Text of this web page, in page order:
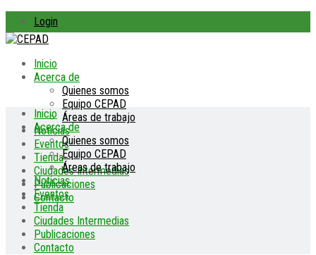
Login
Inicio
Acerca de
Quienes somos
Equipo CEPAD
Áreas de trabajo
Noticias
Eventos
Tienda
Ciudades Intermedias
Publicaciones
Contacto
Inicio
Acerca de
Quienes somos
Equipo CEPAD
Áreas de trabajo
Noticias
Eventos
Tienda
Ciudades Intermedias
Publicaciones
Contacto